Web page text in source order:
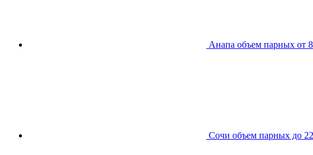
Анапа объем парных от
Сочи объем парных до